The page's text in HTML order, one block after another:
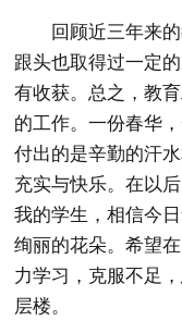
回顾近三年来
跟头也取得过一定
有收获。总之，教
的工作。一份春华
付出的是辛勤的汗
充实与快乐。在以
我的学生，相信今
绚丽的花朵。希望
力学习，克服不足
层楼。